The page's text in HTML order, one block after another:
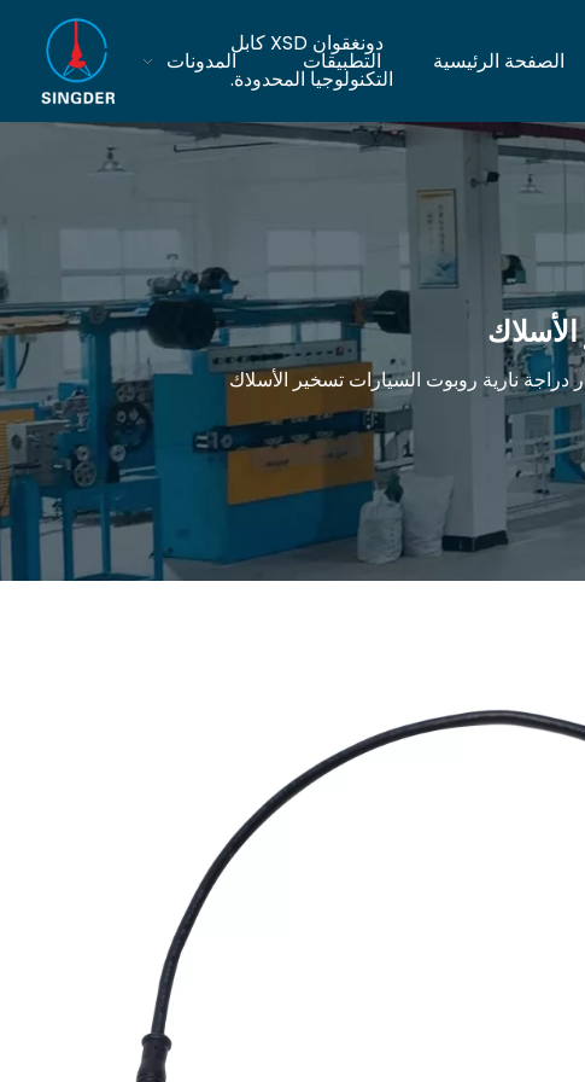
دونغقوان XSD كابل
التكنولوجيا المحدودة.
الصفحة الرئيسية التطبيقات المدونات
دراجة نارية روبوت السيارات تسخير الأسلاك